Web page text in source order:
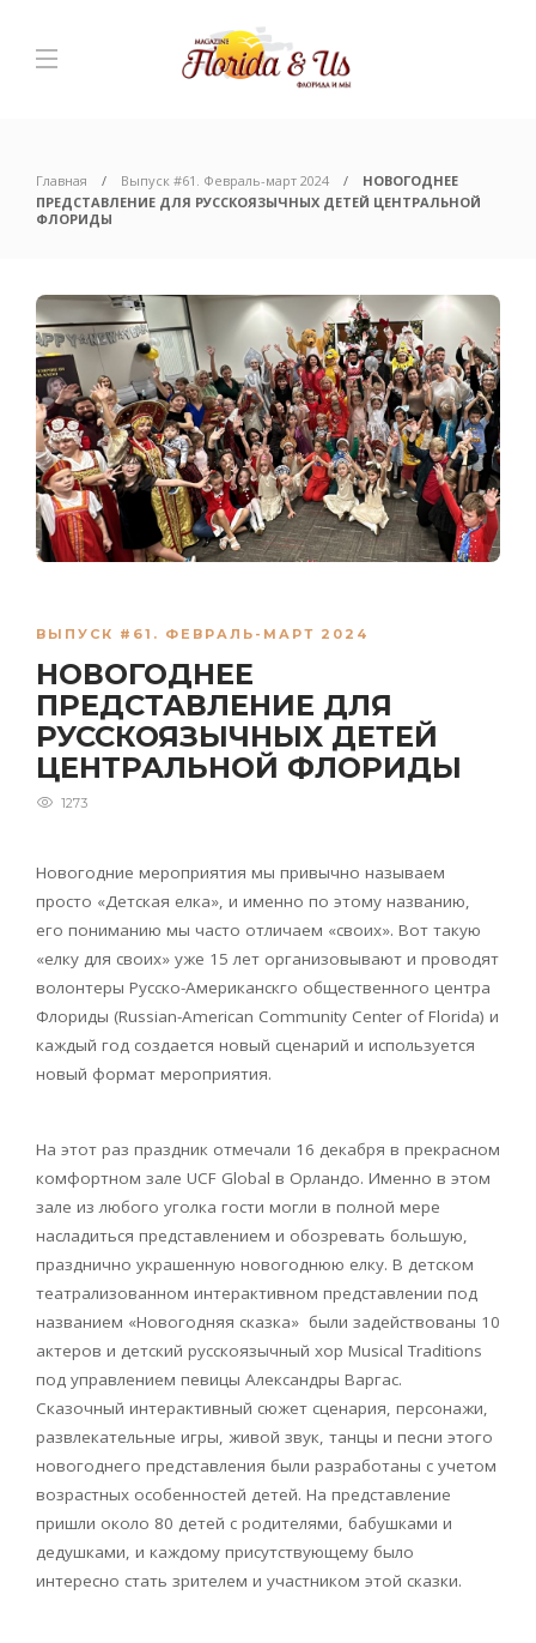
Главная Выпуск #61. Февраль-март 2024
НОВОГОДНЕЕ
ПРЕДСТАВЛЕНИЕ ДЛЯ РУССКОЯЗЫЧНЫХ ДЕТЕЙ ЦЕНТРАЛЬНОЙ
ФЛОРИДЫ
ВЫПУСК #61. ФЕВРАЛЬ-МАРТ 2024
НОВОГОДНЕЕ
ПРЕДСТАВЛЕНИЕ ДЛЯ
РУССКОЯЗЫЧНЫХ ДЕТЕЙ
ЦЕНТРАЛЬНОЙ ФЛОРИДЫ
1273
Новогодние мероприятия мы привычно называем
просто «Детская елка», и именно по этому названию,
его пониманию мы часто отличаем «своих». Вот такую
«елку для своих» уже 15 лет организовывают и проводят
волонтеры Русско-Американскго общественного центра
Флориды (Russian-American Community Center of Florida) и
каждый год создается новый сценарий и используется
новый формат мероприятия.
На этот раз праздник отмечали 16 декабря в прекрасном
комфортном зале UCF Global в Орландо. Именно в этом
зале из любого уголка гости могли в полной мере
насладиться представлением и обозревать большую,
празднично украшенную новогоднюю елку. В детском
театрализованном интерактивном представлении под
названием «Новогодняя сказка» были задействованы 10
актеров и детский русскоязычный хор Musical Traditions
под управлением певицы Александры Варгас.
Сказочный интерактивный сюжет сценария, персонажи,
развлекательные игры, живой звук, танцы и песни этого
новогоднего представления были разработаны с учетом
возрастных особенностей детей. На представление
пришли около 80 детей с родителями, бабушками и
дедушками, и каждому присутствующему было
интересно стать зрителем и участником этой сказки.